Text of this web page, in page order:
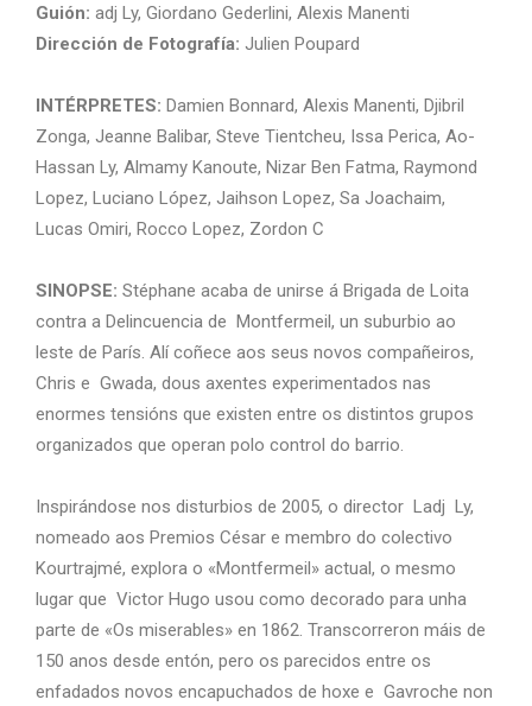
Guión: adj Ly, Giordano Gederlini, Alexis Manenti
Dirección de Fotografía: Julien Poupard
INTÉRPRETES: Damien Bonnard, Alexis Manenti, Djibril
Zonga, Jeanne Balibar, Steve Tientcheu, Issa Perica, Ao-
Hassan Ly, Almamy Kanoute, Nizar Ben Fatma, Raymond
Lopez, Luciano López, Jaihson Lopez, Sa Joachaim,
Lucas Omiri, Rocco Lopez, Zordon C
SINOPSE: Stéphane acaba de unirse á Brigada de Loita
contra a Delincuencia de Montfermeil, un suburbio ao
leste de París. Alí coñece aos seus novos compañeiros,
Chris e Gwada, dous axentes experimentados nas
enormes tensións que existen entre os distintos grupos
organizados que operan polo control do barrio.
Inspirándose nos disturbios de 2005, o director Ladj Ly,
nomeado aos Premios César e membro do colectivo
Kourtrajmé, explora o «Montfermeil» actual, o mesmo
lugar que Victor Hugo usou como decorado para unha
parte de «Os miserables» en 1862. Transcorreron máis de
150 anos desde entón, pero os parecidos entre os
enfadados novos encapuchados de hoxe e Gavroche non